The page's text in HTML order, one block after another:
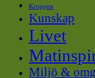
Kroppen
Kunskap
Livet
Miljö &